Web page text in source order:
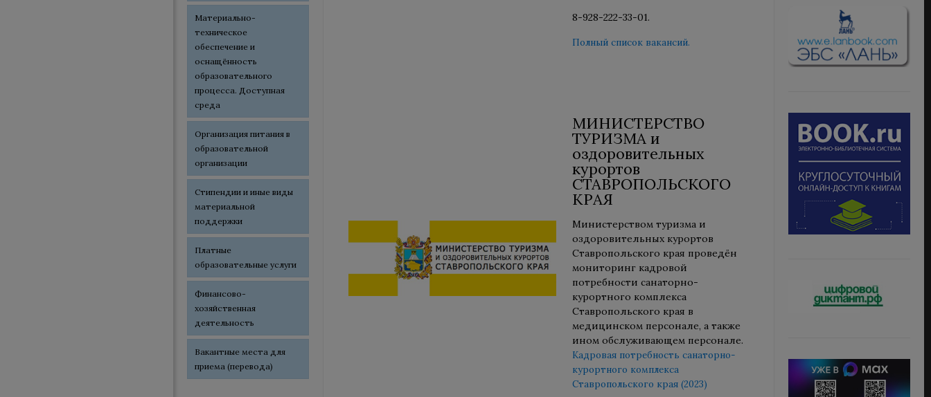
8-928-222-33-01.
Полный список вакансий.
МИНИСТЕРСТВО
ТУРИЗМА и
оздоровительных
курортов
СТАВРОПОЛЬСКОГО
КРАЯ
Министерством туризма и
оздоровительных курортов
Ставропольского края проведён
мониторинг кадровой
потребности санаторно-
курортного комплекса
Ставропольского края в
медицинском персонале, а также
ином обслуживающем персонале.
Кадровая потребность санаторно-
курортного комплекса
Ставропольского края (2023)
Материально-
техническое
обеспечение и
оснащённость
образовательного
процесса. Доступная
среда
Организация питания в
образовательной
организации
Стипендии и иные виды
материальной
поддержки
Платные
образовательные услуги
Финансово-
хозяйственная
деятельность
Вакантные места для
приема (перевода)